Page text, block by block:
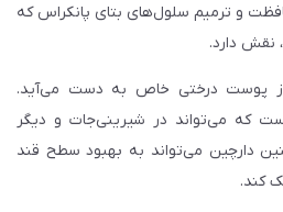
و ترمیم سلول‌های بتای پانکراس که
نقش دارد.
از پوست درختی خاص به دست می‌آید.
که می‌تواند در شیرینی‌جات و دیگر
دارچین می‌تواند به بهبود سطح قند
کند.